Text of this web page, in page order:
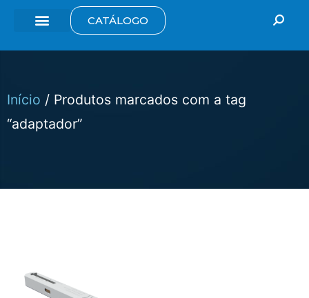
CATÁLOGO
Início / Produtos marcados com a tag
“adaptador”